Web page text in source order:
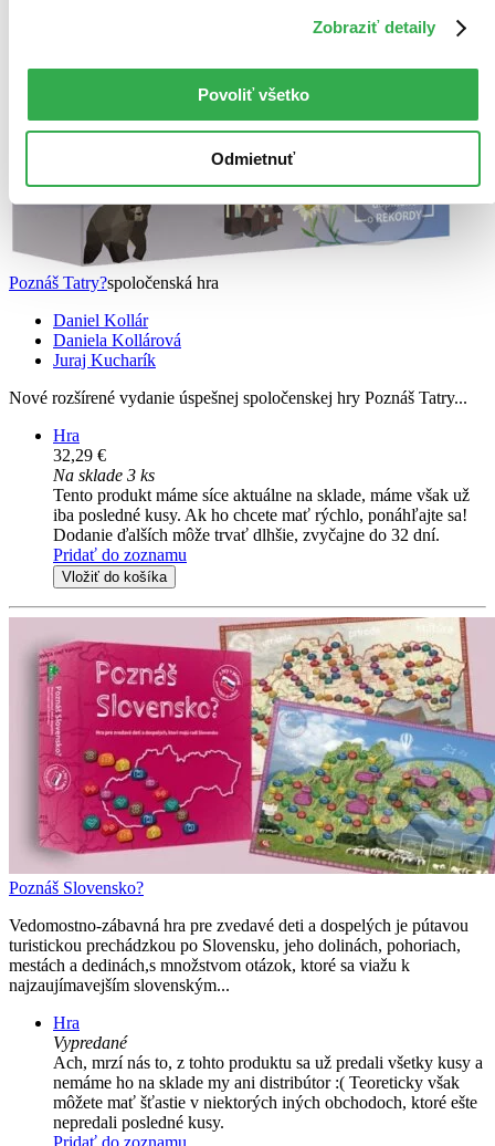
Zobraziť detaily
Povoliť všetko
Odmietnuť
Poznáš Tatry?spoločenská hra
Daniel Kollár
Daniela Kollárová
Juraj Kucharík
Nové rozšírené vydanie úspešnej spoločenskej hry Poznáš Tatry...
Hra
32,29 €
Na sklade 3 ks
Tento produkt máme síce aktuálne na sklade, máme však už
iba posledné kusy. Ak ho chcete mať rýchlo, ponáhľajte sa!
Dodanie ďalších môže trvať dlhšie, zvyčajne do 32 dní.
Pridať do zoznamu
Vložiť do košíka
Poznáš Slovensko?
Vedomostno-zábavná hra pre zvedavé deti a dospelých je pútavou
turistickou prechádzkou po Slovensku, jeho dolinách, pohoriach,
mestách a dedinách,s množstvom otázok, ktoré sa viažu k
najzaujímavejším slovenským...
Hra
Vypredané
Ach, mrzí nás to, z tohto produktu sa už predali všetky kusy a
nemáme ho na sklade my ani distribútor :( Teoreticky však
môžete mať šťastie v niektorých iných obchodoch, ktoré ešte
nepredali posledné kusy.